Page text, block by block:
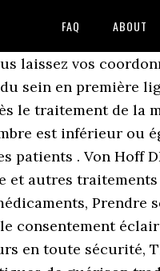
FAQ ABOUT
Frederick National Laboratory for Cancer Research . Budget Proposal. Si vous avez de la difficulté à comprendre le langage médical qu’on y emploie, votre médecin devrait pouvoir vous aider. © 2021 Société canadienne du cancer. Stories of Discovery. L’étape suivante peut comporter l’utilisation d’animaux, comme des souris. Bioinformatics, Big Data, and Cancer. Un essai clinique n'impose pas forcément une hospitalisation. Localisation … Annual Plan & Budget Proposal. Elle débute en laboratoire, c’est la recherche fondamentale qui ne concerne pas directement le patient. U.S. residents may call the Cancer Information Service (CIS), NCI's contact center, toll free at 1-800-4-CANCER (1-800-422-6237) Monday through Friday from 9:00 am to 9:00 pm. Annual Report to the Nation. Pr Benjamin BESSE. Filter by: VADS (-) Sein Métastatique (-) Gynécologie - Col utérus (-) Gynécologie (-) Pédiatrie Hématologie (-) Soins de support (-) Filter by. La plupart des recherches débutent en laboratoire. L’essai clinique est une chose à laquelle vous acceptez librement de participer, pas une chose que vous devez faire. Tous droits réservés. Breast cancer; Childhood cancers; Immunotherapy; Retinoblastoma; Sarcomas; Uveal melanoma; Proton therapy; Developing the Radiotherapy of the Future; Lung cancer; Support us. Director's Message. Mais ignorant de quel essai clinique cette gastroentérologue parlait, je suis bien incapable de vous apporter davantage de précisions. 73841937NSC1001 Etude en ouvert de phase 1 / 1b afin d'évaluer la sécurité d¿emploi et la... Médecin investigateur. Driving Discovery.